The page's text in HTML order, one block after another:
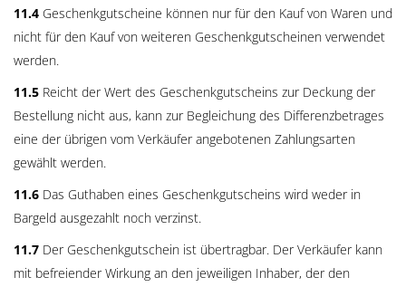
11.4 Geschenkgutscheine können nur für den Kauf von Waren und
nicht für den Kauf von weiteren Geschenkgutscheinen verwendet
werden.
11.5 Reicht der Wert des Geschenkgutscheins zur Deckung der
Bestellung nicht aus, kann zur Begleichung des Differenzbetrages
eine der übrigen vom Verkäufer angebotenen Zahlungsarten
gewählt werden.
11.6 Das Guthaben eines Geschenkgutscheins wird weder in
Bargeld ausgezahlt noch verzinst.
11.7 Der Geschenkgutschein ist übertragbar. Der Verkäufer kann
mit befreiender Wirkung an den jeweiligen Inhaber, der den